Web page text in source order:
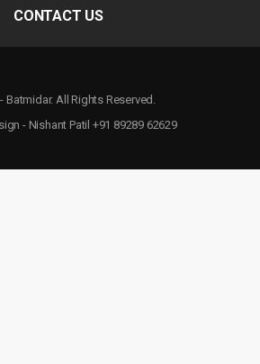
CONTACT US
Batmidar. All Rights Reserved.
- Nishant Patil +91 89289 62629